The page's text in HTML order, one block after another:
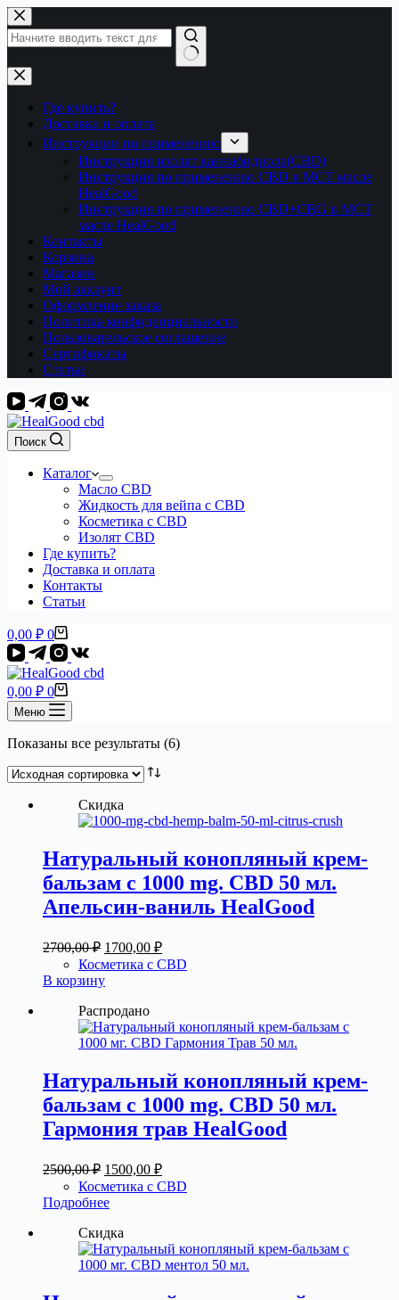
Перейти
к
сути
Ничего
не
найденоГде купить?
Доставка и оплата
Инструкции по применению
Инструкция изолят каннабидиола(CBD)
Инструкция по применению CBD в МСТ масле
HealGood
Инструкция по применению CBD+CBG в МСТ
масле HealGood
Контакты
Корзина
Магазин
Мой аккаунт
Оформление заказа
Политика конфиденциальности
Пользовательское соглашение
Сертификаты
Статьи
Поиск
Каталог
Масло CBD
Жидкость для вейпа с CBD
Косметика с CBD
Изолят CBD
Где купить?
Доставка и оплата
Контакты
Статьи
Корзина
0,00 ₽ 0
Корзина
0,00 ₽ 0
Меню
Показаны все результаты (6)
Скидка
Натуральный конопляный крем-
бальзам с 1000 mg. CBD 50 мл.
Апельсин-ваниль HealGood
2700,00₽ Первоначальная
цена
составляла
1700,00 ₽Текущая
цена:
Косметика с CBD
В корзину
Распродано
Натуральный конопляный крем-
бальзам с 1000 mg. CBD 50 мл.
Гармония трав HealGood
2500,00₽ Первоначальная
цена
составляла
1500,00 ₽Текущая
цена:
Косметика с CBD
Подробнее
Скидка